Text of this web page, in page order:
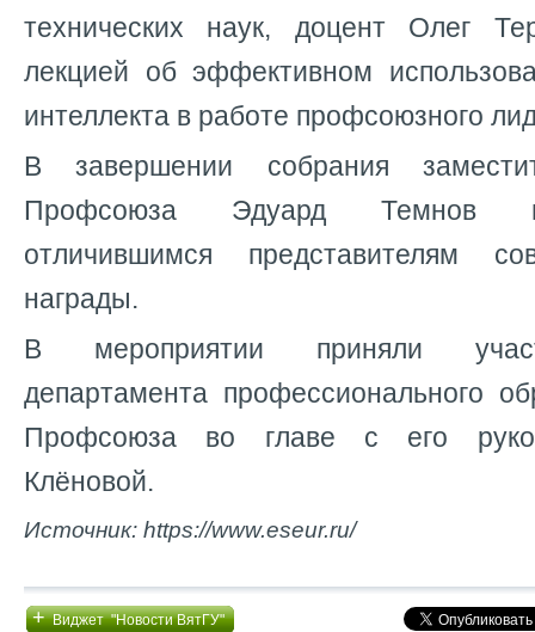
технических наук, доцент Олег
лекцией об эффективном
интеллекта в работе профсоюзного
В завершении собрания
Профсоюза Эдуард Темнов
отличившимся представителям
награды.
В мероприятии приняли
департамента профессионального
Профсоюза во главе с его
Клёновой.
Источник: https://www.eseur.ru/
+Виджет "Новости ВятГУ"